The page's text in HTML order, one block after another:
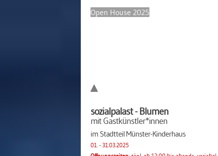
Open House 2025
sozialpalast - Blumen
mit Gastkünstler*innen
im Stadtteil Münster-Kinderhaus
01. - 31.03.2025